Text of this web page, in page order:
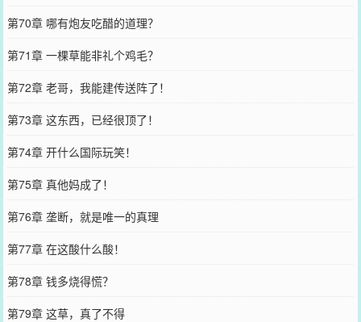
第70章 哪有炮友吃醋的道理？
第71章 一棵草能非礼个鸡毛？
第72章 老哥，我能建传送阵了！
第73章 这东西，已经很顶了！
第74章 开什么国际玩笑！
第75章 真他妈成了！
第76章 垄断，就是唯一的真理
第77章 在这酸什么酸！
第78章 钱多烧得慌？
第79章 这草，真了不得